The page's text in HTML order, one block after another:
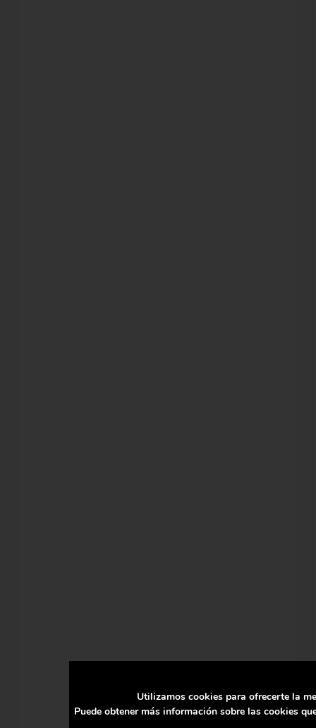
Utilizamos cookies para ofrecerte la
Puede obtener más información sobre las cookies